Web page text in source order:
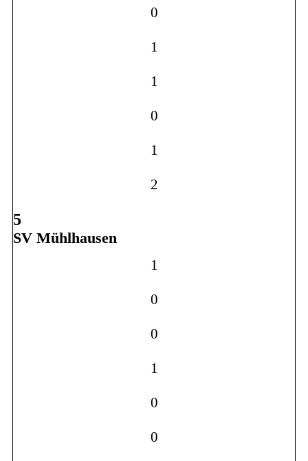
0
1
1
0
1
2
5
SV Mühlhausen
1
0
0
1
0
0